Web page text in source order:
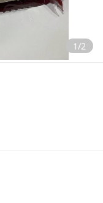
1/2